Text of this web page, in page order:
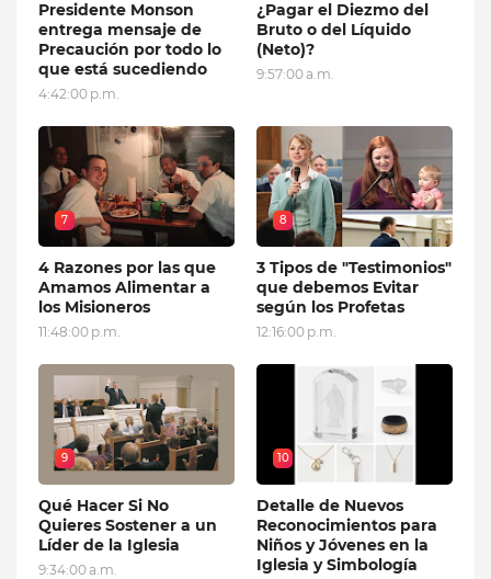
Presidente Monson
entrega mensaje de
Precaución por todo lo
que está sucediendo
4:42:00 p.m.
¿Pagar el Diezmo del
Bruto o del Líquido
(Neto)?
9:57:00 a.m.
7
4 Razones por las que
Amamos Alimentar a
los Misioneros
11:48:00 p.m.
8
3 Tipos de "Testimonios"
que debemos Evitar
según los Profetas
12:16:00 p.m.
9
Qué Hacer Si No
Quieres Sostener a un
Líder de la Iglesia
9:34:00 a.m.
10
Detalle de Nuevos
Reconocimientos para
Niños y Jóvenes en la
Iglesia y Simbología